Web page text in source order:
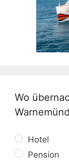
Wo
Hotel
Pension